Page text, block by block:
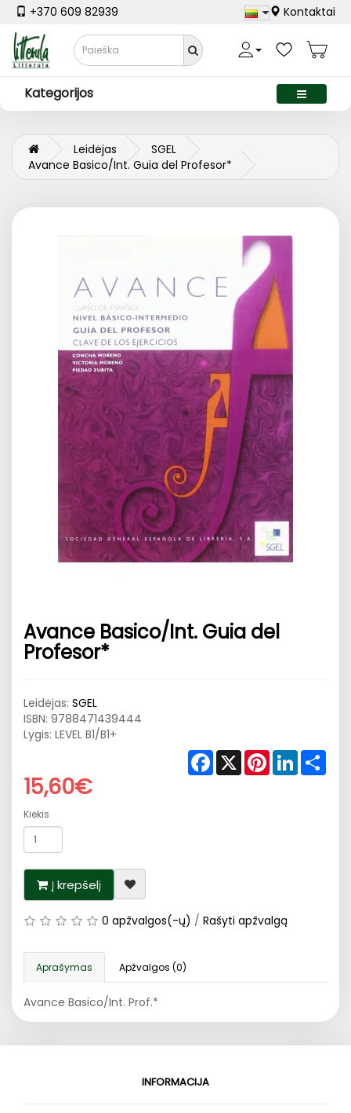
+370 609 82939 Kontaktai
Kategorijos
Leidėjas
SGEL
Avance Basico/Int. Guia del Profesor*
Avance Basico/Int. Guia del
Profesor*
Leidėjas: SGEL
ISBN: 9788471439444
Lygis: LEVEL B1/B1+
Facebook
X PinterestLinkedIn
15,60€
Kiekis
Į krepšelį
0 apžvalgos(-ų) / Rašyti apžvalgą
Aprašymas Apžvalgos (0)
Avance Basico/Int. Prof.*
INFORMACIJA